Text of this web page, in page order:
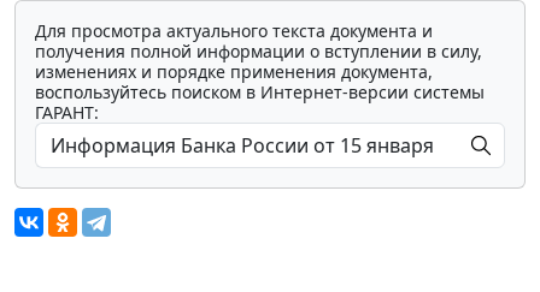
Для просмотра актуального текста документа и
получения полной информации о вступлении в силу,
изменениях и порядке применения документа,
воспользуйтесь поиском в Интернет-версии системы
ГАРАНТ: